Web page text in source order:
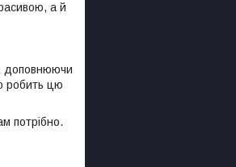
а й
доповнюючи
робить цю
потрібно.